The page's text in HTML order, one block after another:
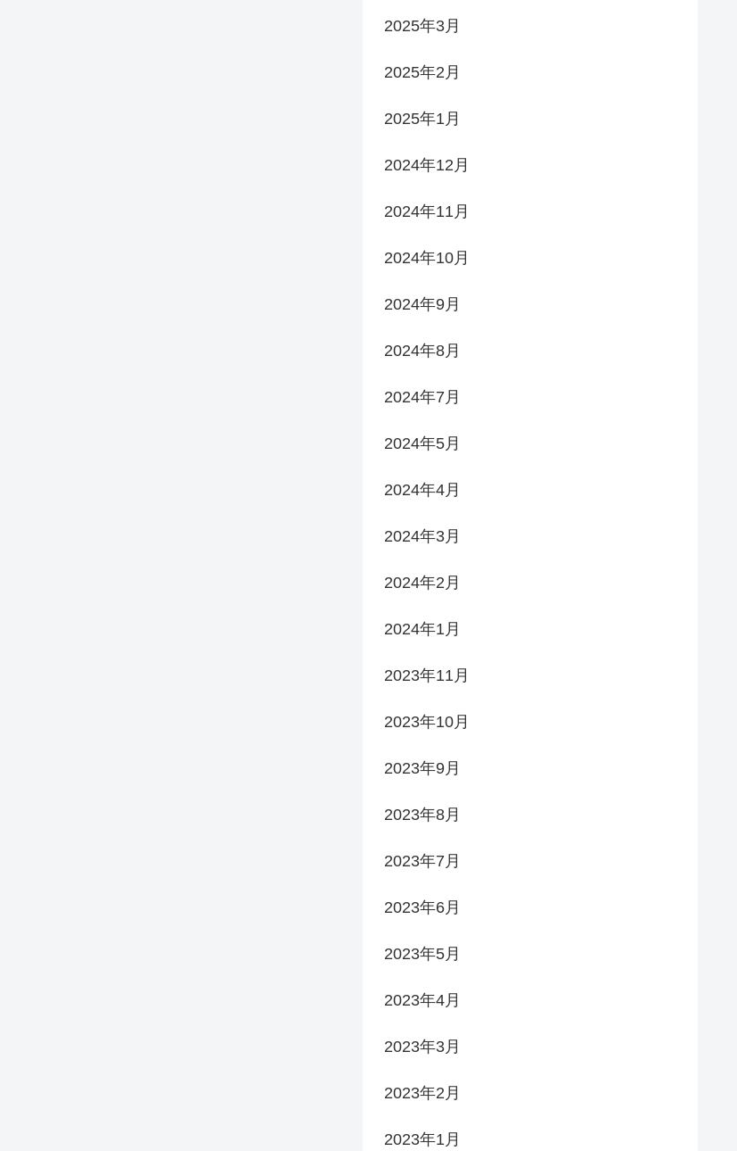
2025年3月
2025年2月
2025年1月
2024年12月
2024年11月
2024年10月
2024年9月
2024年8月
2024年7月
2024年5月
2024年4月
2024年3月
2024年2月
2024年1月
2023年11月
2023年10月
2023年9月
2023年8月
2023年7月
2023年6月
2023年5月
2023年4月
2023年3月
2023年2月
2023年1月